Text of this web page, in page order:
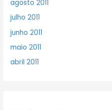
agosto 2011
julho 2011
junho 2011
maio 2011
abril 2011